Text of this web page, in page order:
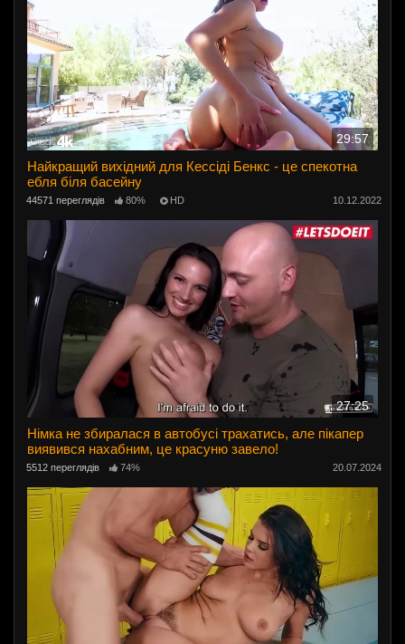
29:57
Найкращий вихідний для Кессіді Бенкс - це спекотна
ебля біля басейну
44571 переглядів 80% HD 10.12.2022
27:25
Німка не збиралася в автобусі трахатись, але пікапер
виявився нахабним, це красуню завело!
5512 переглядів 74% 20.07.2024